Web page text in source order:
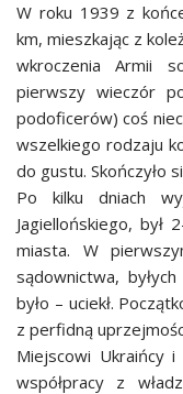
W roku 1939 z
km, mieszkając z
wkroczenia Armii
pierwszy wieczór
podoficerów) coś
wszelkiego rodzaju
do gustu. Skończyło
Po kilku dniach
Jagiellońskiego,
miasta. W
sądownictwa,
było – uciekł.
z perfidną
Miejscowi Ukraińcy
współpracy z